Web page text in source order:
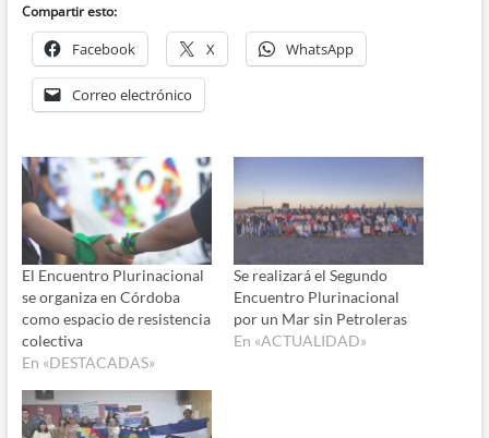
Compartir esto:
Facebook X WhatsApp
Correo electrónico
El Encuentro Plurinacional
se organiza en Córdoba
como espacio de resistencia
colectiva
En «DESTACADAS»
Se realizará el Segundo
Encuentro Plurinacional
por un Mar sin Petroleras
En «ACTUALIDAD»